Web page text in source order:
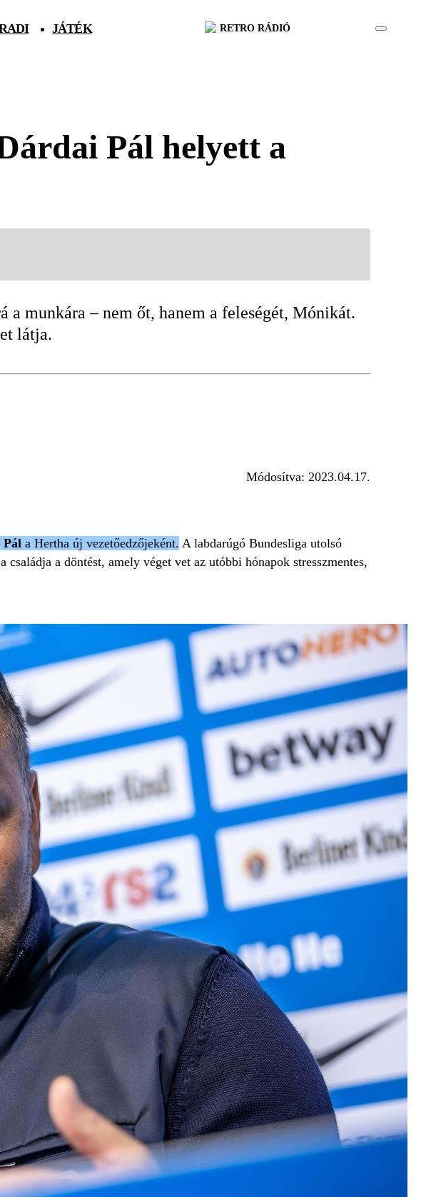
JÁTÉK RETRO RÁDIÓ
Pál helyett a
munkára – nem őt, hanem a feleségét, Mónikát.
látja.
Módosítva: 2023.04.17.
Pál a Hertha új vezetőedzőjeként. A labdarúgó Bundesliga utolsó
a döntést, amely véget vet az utóbbi hónapok stresszmentes,